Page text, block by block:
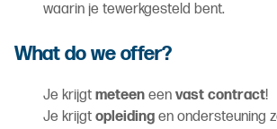
waarin je tewerkgesteld bent.
What do we offer?
Je krijgt meteen een vast contract!
Je krijgt opleiding en ondersteuning